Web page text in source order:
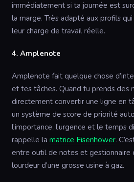
immédiatement si ta journée est
la marge. Très adapté aux profils
leur charge de travail réelle.
4. Amplenote
Amplenote fait quelque chose
et tes tâches. Quand tu prends des
directement convertir une ligne en
un système de score de priorité
l’importance, l’urgence et le temps
rappelle la matrice Eisenhower.
entre outil de notes et gestionnaire
lourdeur d’une grosse usine à gaz.